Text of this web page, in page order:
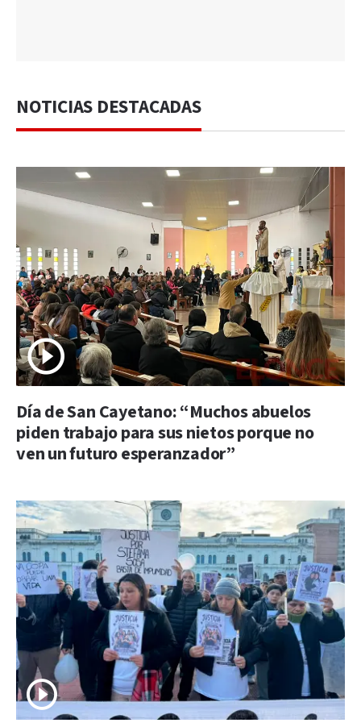
NOTICIAS DESTACADAS
Día de San Cayetano: “Muchos abuelos
piden trabajo para sus nietos porque no
ven un futuro esperanzador”